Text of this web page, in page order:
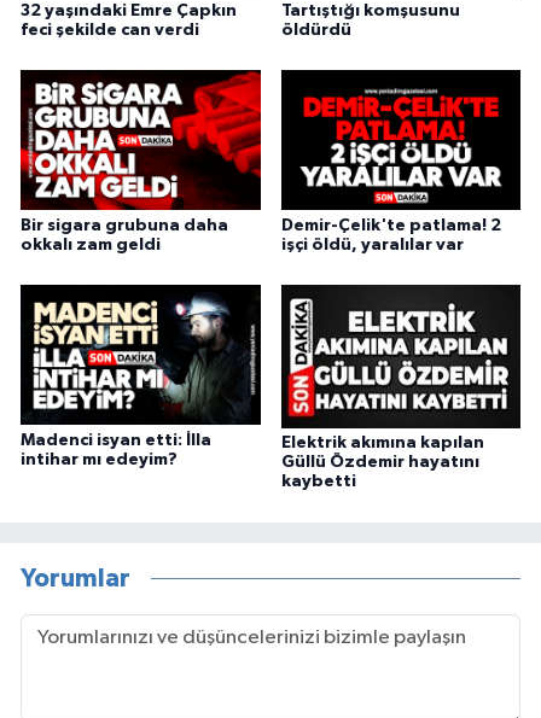
32 yaşındaki Emre Çapkın
feci şekilde can verdi
Tartıştığı komşusunu
öldürdü
Bir sigara grubuna daha
okkalı zam geldi
Demir-Çelik'te patlama! 2
işçi öldü, yaralılar var
Madenci isyan etti: İlla
intihar mı edeyim?
Elektrik akımına kapılan
Güllü Özdemir hayatını
kaybetti
Yorumlar